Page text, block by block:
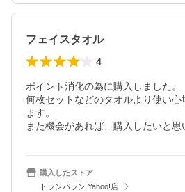
フェイスタオル
4
ポイント消化の為に購入しました。
何枚セットなどのタオルより使い
ます。
また機会があれば、購入したいと思
購入したストア
トランパラン Yahoo!店